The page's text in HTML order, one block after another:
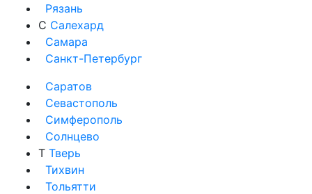
Рязань
С Салехард
Самара
Санкт-Петербург
Саратов
Севастополь
Симферополь
Солнцево
Т Тверь
Тихвин
Тольятти